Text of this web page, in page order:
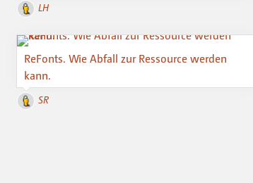
LH
ReFonts. Wie Abfall zur Ressource werden
kann.
SR